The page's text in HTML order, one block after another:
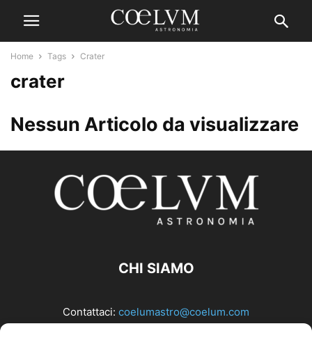
Home Tags Crater
crater
Nessun Articolo da visualizzare
CHI SIAMO
Contattaci: coelumastro@coelum.com